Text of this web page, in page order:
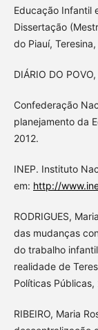
Educação Infantil
Dissertação
do Piauí,
DIÁRIO DO
Confederação
planejamento da
2012.
INEP. Instituto
em: http://
RODRIGUES,
das mudanças
do trabalho
realidade de
Políticas Públicas,
RIBEIRO, Maria